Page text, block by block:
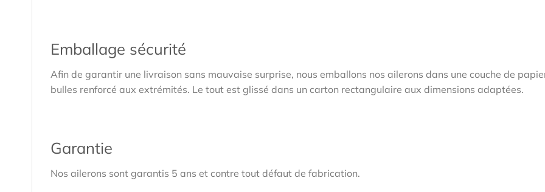
Emballage sécurité
Afin de garantir une livraison sans mauvaise surprise, nous emballons nos ailerons dans une couche de
bulles renforcé aux extrémités. Le tout est glissé dans un carton rectangulaire aux dimensions adaptées.
Garantie
Nos ailerons sont garantis 5 ans et contre tout défaut de fabrication.